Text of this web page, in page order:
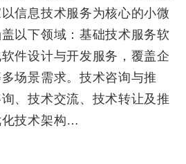
信息技术服务为核心的小微
以下领域：‌基础技术服务‌‌软
件设计与开发服务，覆盖企
场景需求。‌技术咨询与推
、技术交流、技术转让及推
化技术架构…